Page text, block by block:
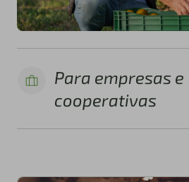
Para empresas e
cooperativas